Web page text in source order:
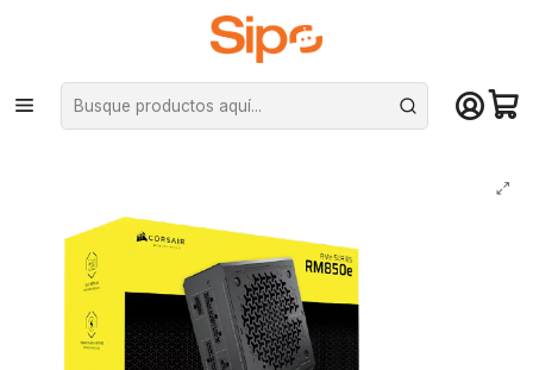
¡Compra hasta mediodía y recibe hoy! De lunes a sábado en el gran
Santiago. Envío gratis desde $29.990
Inicio Componentes PC Fuentes de Poder Modulares
Fuente de Poder Corsair RM850E 850W, 80+ Gold, Modular